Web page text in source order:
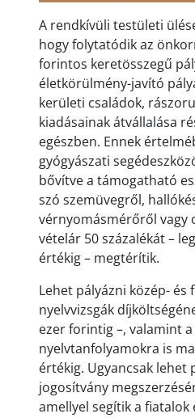
A rendkívüli testületi
hogy folytatódik az
forintos keretösszegű
életkörülmény-javító
kerületi családok,
kiadásainak átvállalása
egészben. Ennek
gyógyászati
bővítve a támogatható
szó szemüvegről,
vérnyomásmérőről vagy
vételár 50 százalékát –
értékig – megtérítik.
Lehet pályázni közép- és
nyelvvizsgák
ezer forintig –, valamint
nyelvtanfolyamokra is
értékig. Ugyancsak lehet
jogosítvány
amellyel segítik a fiatalok